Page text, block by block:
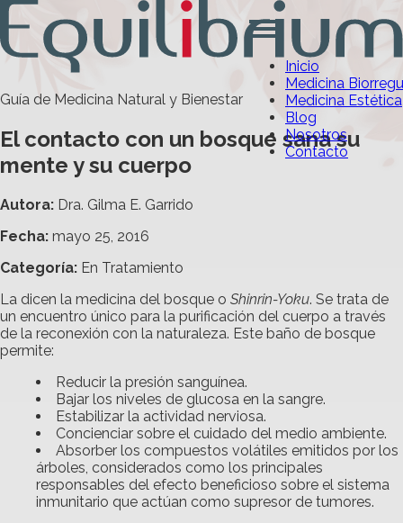
Inicio
Medicina
Medicina Estética
Blog
Nosotros
Contacto
Guía de Medicina Natural y Bienestar
El contacto con un bosque sana su
mente y su cuerpo
Autora: Dra. Gilma E. Garrido
Fecha: mayo 25, 2016
Categoría: En Tratamiento
La dicen la medicina del bosque o Shinrin-Yoku. Se trata de
un encuentro único para la purificación del cuerpo a través
de la reconexión con la naturaleza. Este baño de bosque
permite:
Reducir la presión sanguínea.
Bajar los niveles de glucosa en la sangre.
Estabilizar la actividad nerviosa.
Concienciar sobre el cuidado del medio ambiente.
Absorber los compuestos volátiles emitidos por los
árboles, considerados como los principales
responsables del efecto beneficioso sobre el sistema
inmunitario que actúan como supresor de tumores.